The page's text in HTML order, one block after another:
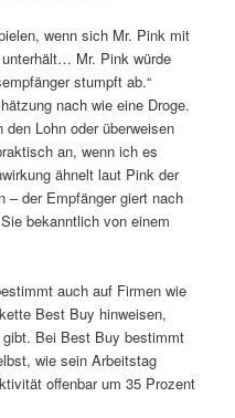
wenn sich Mr. Pink mit
Mr. Pink würde
stumpft ab.“
nach wie eine Droge.
Lohn oder überweisen
an, wenn ich es
ähnelt laut Pink der
– der Empfänger giert nach
bekanntlich von einem
auch auf Firmen wie
Best Buy hinweisen,
Bei Best Buy bestimmt
wie sein Arbeitstag
offenbar um 35 Prozent